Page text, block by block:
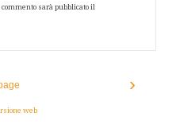
sarà pubblicato il
›
web